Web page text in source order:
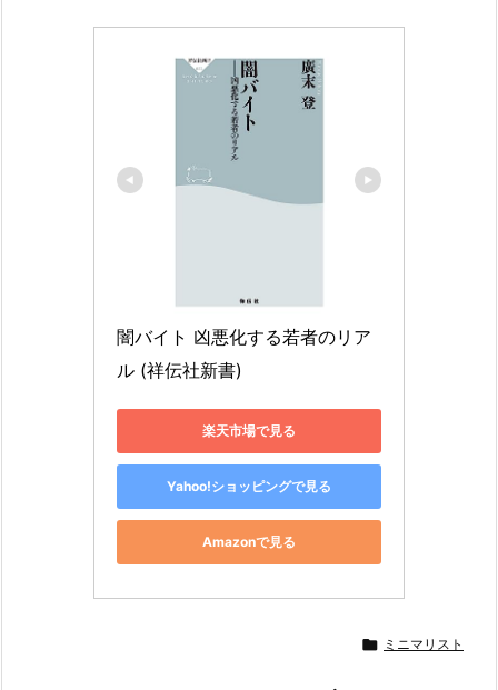
闇バイト 凶悪化する若者のリア
ル (祥伝社新書)
楽天市場で見る
Yahoo!ショッピングで見る
Amazonで見る
 ミニマリスト